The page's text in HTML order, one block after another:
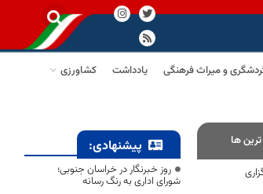
و میراث فرهنگی یادداشت
کشاورزی
ها پیشنهادی:
روز خبرنگار در خراسان جنوبی؛
شورای اداری به رنگ رسانه